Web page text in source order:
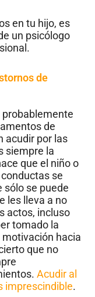
en tu hijo, es
un psicólogo
de
probablemente
de
acudir por las
siempre la
que el niño o
se
sólo se puede
les lleva a no
actos, incluso
tomado la
hacia
que no
Acudir al
imprescindible.